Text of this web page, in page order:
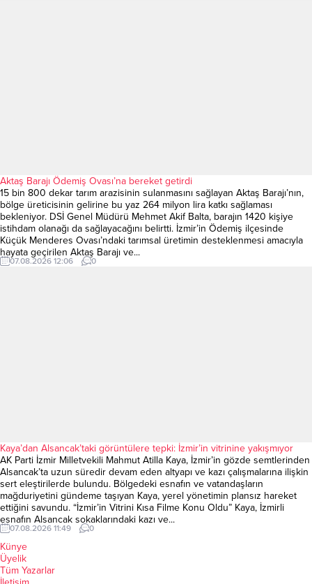
Aktaş Barajı Ödemiş Ovası’na bereket getirdi
15 bin 800 dekar tarım arazisinin sulanmasını sağlayan Aktaş Barajı’nın,
bölge üreticisinin gelirine bu yaz 264 milyon lira katkı sağlaması
bekleniyor. DSİ Genel Müdürü Mehmet Akif Balta, barajın 1420 kişiye
istihdam olanağı da sağlayacağını belirtti. İzmir’in Ödemiş ilçesinde
Küçük Menderes Ovası’ndaki tarımsal üretimin desteklenmesi amacıyla
hayata geçirilen Aktaş Barajı ve...
07.08.2026 12:06 0
Kaya’dan Alsancak’taki görüntülere tepki: İzmir’in vitrinine yakışmıyor
AK Parti İzmir Milletvekili Mahmut Atilla Kaya, İzmir’in gözde semtlerinden
Alsancak’ta uzun süredir devam eden altyapı ve kazı çalışmalarına ilişkin
sert eleştirilerde bulundu. Bölgedeki esnafın ve vatandaşların
mağduriyetini gündeme taşıyan Kaya, yerel yönetimin plansız hareket
ettiğini savundu. “İzmir’in Vitrini Kısa Filme Konu Oldu” Kaya, İzmirli
esnafın Alsancak sokaklarındaki kazı ve...
07.08.2026 11:49 0
Künye
Üyelik
Tüm Yazarlar